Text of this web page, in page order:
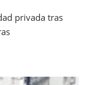
privada tras